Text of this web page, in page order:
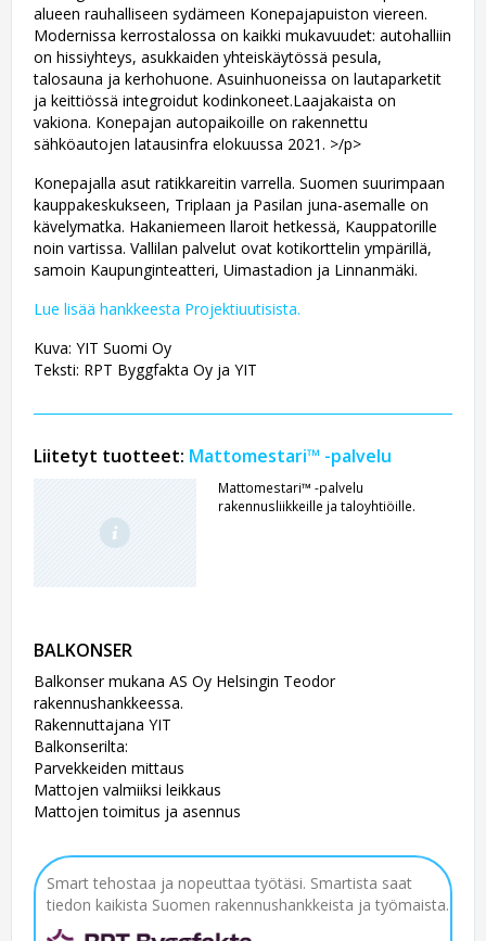
alueen rauhalliseen sydämeen Konepajapuiston viereen.
Modernissa kerrostalossa on kaikki mukavuudet: autohalliin
on hissiyhteys, asukkaiden yhteiskäytössä pesula,
talosauna ja kerhohuone. Asuinhuoneissa on lautaparketit
ja keittiössä integroidut kodinkoneet.Laajakaista on
vakiona. Konepajan autopaikoille on rakennettu
sähköautojen latausinfra elokuussa 2021. >/p>
Konepajalla asut ratikkareitin varrella. Suomen suurimpaan
kauppakeskukseen, Triplaan ja Pasilan juna-asemalle on
kävelymatka. Hakaniemeen fillaroit hetkessä, Kauppatorille
noin vartissa. Vallilan palvelut ovat kotikorttelin ympärillä,
samoin Kaupunginteatteri, Uimastadion ja Linnanmäki.
Lue lisää hankkeesta Projektiuutisista.
Kuva: YIT Suomi Oy
Teksti: RPT Byggfakta Oy ja YIT
Liitetyt tuotteet: Mattomestari™ -palvelu
Mattomestari™ -palvelu
rakennusliikkeille ja taloyhtiöille.
BALKONSER
Balkonser mukana AS Oy Helsingin Teodor
rakennushankkeessa.
Rakennuttajana YIT
Balkonserilta:
Parvekkeiden mittaus
Mattojen valmiiksi leikkaus
Mattojen toimitus ja asennus
Smart tehostaa ja nopeuttaa työtäsi. Smartista saat
tiedon kaikista Suomen rakennushankkeista ja työmaista.